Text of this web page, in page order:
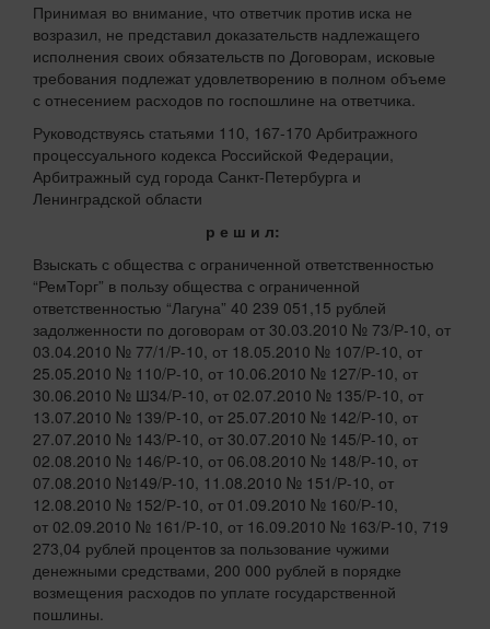
Принимая во внимание, что ответчик против иска не
возразил, не представил доказательств надлежащего
исполнения своих обязательств по Договорам, исковые
требования подлежат удовлетворению в полном объеме
с отнесением расходов по госпошлине на ответчика.
Руководствуясь статьями 110, 167-170 Арбитражного
процессуального кодекса Российской Федерации,
Арбитражный суд города Санкт-Петербурга и
Ленинградской области
р е ш и л:
Взыскать с общества с ограниченной ответственностью
“РемТорг” в пользу общества с ограниченной
ответственностью “Лагуна” 40 239 051,15 рублей
задолженности по договорам от 30.03.2010 № 73/Р-10, от
03.04.2010 № 77/1/Р-10, от 18.05.2010 № 107/Р-10, от
25.05.2010 № 110/Р-10, от 10.06.2010 № 127/Р-10, от
30.06.2010 № Ш34/Р-10, от 02.07.2010 № 135/Р-10, от
13.07.2010 № 139/Р-10, от 25.07.2010 № 142/Р-10, от
27.07.2010 № 143/Р-10, от 30.07.2010 № 145/Р-10, от
02.08.2010 № 146/Р-10, от 06.08.2010 № 148/Р-10, от
07.08.2010 №149/Р-10, 11.08.2010 № 151/Р-10, от
12.08.2010 № 152/Р-10, от 01.09.2010 № 160/Р-10,
от 02.09.2010 № 161/Р-10, от 16.09.2010 № 163/Р-10, 719
273,04 рублей процентов за пользование чужими
денежными средствами, 200 000 рублей в порядке
возмещения расходов по уплате государственной
пошлины.